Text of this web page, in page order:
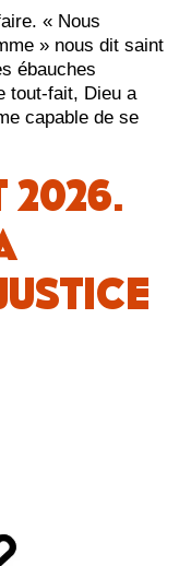
« Nous
» nous dit saint
ébauches
tout-fait, Dieu a
capable de se
2026.